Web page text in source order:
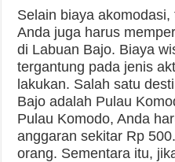
Selain biaya
Anda juga harus
di Labuan Bajo. Biaya
tergantung pada jenis
lakukan. Salah satu
Bajo adalah Pulau
Pulau Komodo, Anda
anggaran sekitar Rp
orang. Sementara itu,